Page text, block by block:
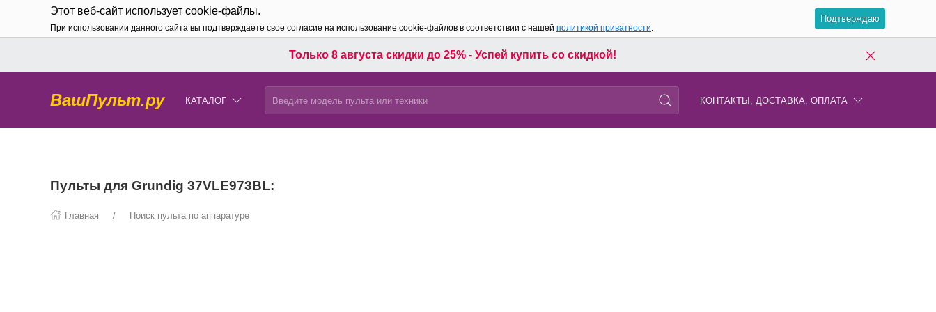
Этот веб-сайт использует cookie-файлы.
При использовании данного сайта вы подтверждаете свое согласие на использование cookie-файлов в соответствии с нашей политикой приватности.
Подтверждаю
Только 8 августа скидки до 25% - Успей купить со скидкой!
ВашПульт.ру КАТАЛОГ КОНТАКТЫ, ДОСТАВКА, ОПЛАТА
Пульты для Grundig 37VLE973BL:
Главная Поиск пульта по аппаратуре